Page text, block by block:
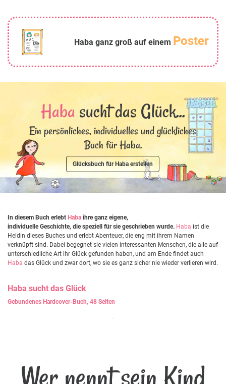
Haba ganz groß auf einem Poster
Haba sucht das Glück...
Ein persönliches, individuelles und glückliches
Buch für Haba.
Glücksbuch für Haba erstellen
In diesem Buch erlebt Haba ihre ganz eigene,
individuelle Geschichte, die speziell für sie geschrieben wurde. Haba ist die
Heldin dieses Buches und erlebt Abenteuer, die eng mit ihrem Namen
verknüpft sind. Dabei begegnet sie vielen interessanten Menschen, die alle auf
unterschiedliche Art ihr Glück gefunden haben, und am Ende findet auch
Haba das Glück und zwar dort, wo sie es ganz sicher nie wieder verlieren wird.
Haba sucht das Glück
Gebundenes Hardcover-Buch, 48 Seiten